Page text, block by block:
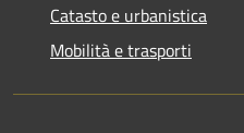
Catasto e urbanistica
Mobilità e trasporti